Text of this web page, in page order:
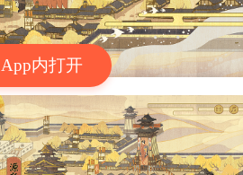
App内打开